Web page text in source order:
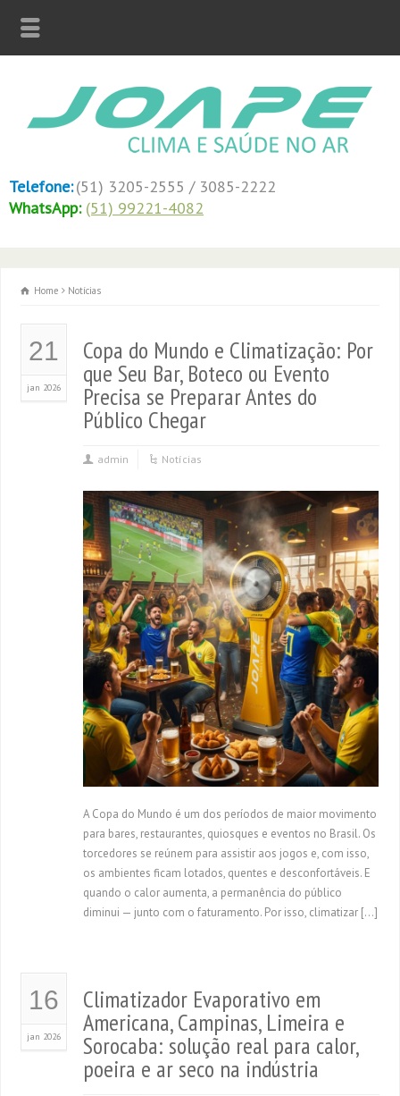
Telefone:(51) 3205-2555 / 3085-2222
WhatsApp: (51) 99221-4082
Home Notícias
21
jan 2026
Copa do Mundo e Climatização: Por
que Seu Bar, Boteco ou Evento
Precisa se Preparar Antes do
Público Chegar
admin Notícias
A Copa do Mundo é um dos períodos de maior movimento
para bares, restaurantes, quiosques e eventos no Brasil. Os
torcedores se reúnem para assistir aos jogos e, com isso,
os ambientes ficam lotados, quentes e desconfortáveis. E
quando o calor aumenta, a permanência do público
diminui — junto com o faturamento. Por isso, climatizar […]
16
jan 2026
Climatizador Evaporativo em
Americana, Campinas, Limeira e
Sorocaba: solução real para calor,
poeira e ar seco na indústria